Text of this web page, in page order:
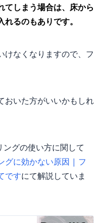
てしまう場合は、床から
るのもありです。
けなくなりますので、フ
おいた方がいいかもしれ
グの使い方に関して
グに効かない原因 | フ
ですにて解説していま